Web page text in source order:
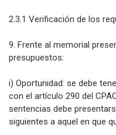
2.3.1 Verificación de los
9. Frente al memorial
presupuestos:
i) Oportunidad: se debe
con el artículo 290 del
sentencias debe
siguientes a aquel en que